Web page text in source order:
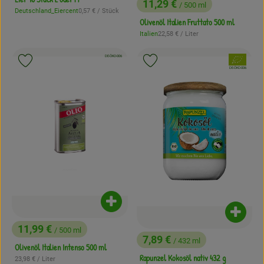
, Herkunft:
Deutschland_Eiercent, Referenzpreis:
0,57 € / Stück , Preis:
11,29 € / 500 ml
Olivenöl Italien Fruttato 500 ml
, Herkunft:
Italien, Referenzpreis:
22,58 € / Liter
, Preis:
11,99 € / 500 ml
Olivenöl Italien Intenso 500 ml
, Referenzpreis:
23,98 € / Liter
Produkt zum Warenkorb hinzufügen
, Kontrollstelle:
DE-ÖKO-006
, Preis:
7,89 € / 432 ml
Rapunzel Kokosöl nativ 432 g
, Verband:
, Kontrollstelle:
DE-ÖKO-006
Produkt zu Favouriten hinzufügen